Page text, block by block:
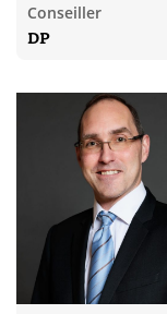
Conseiller
DP